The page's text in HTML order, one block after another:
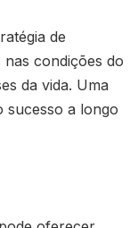
de
condições do
da vida. Uma
sucesso a longo